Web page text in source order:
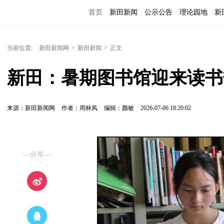
首页 新田新闻 公示公告 理论园地 新
当前位置: 新田新闻网 > 新田新闻 > 正文
新田：暑期图书馆迎来读
来源：新田新闻网 作者：周林凤 编辑：颜敏 2026-07-06 18:20:02
—分享—